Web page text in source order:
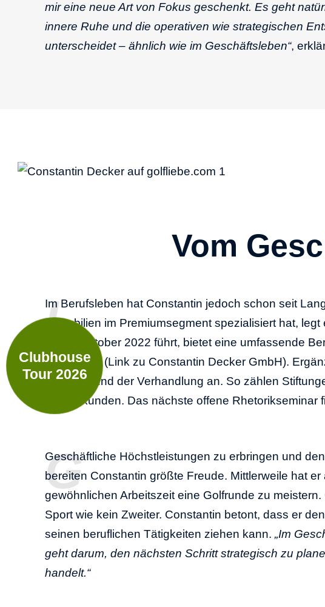
mir eine neue Art von Fokus geschenkt. Es geht
innere Ruhe und die operativen wie strategischen
unterscheidet – ähnlich wie im Geschäftsleben“,
Vom
Im Berufsleben hat Constantin jedoch schon seit
Immobilien im Premiumsegment spezialisiert hat,
er seit Oktober 2022 führt, bietet eine umfassende
Immobilien (Link zu Constantin Decker GmbH).
Vertriebs
und der Verhandlung an. So zählen
Stammkunden. Das nächste offene
Geschäftliche Höchstleistungen zu erbringen und
bereiten Constantin größte Freude. Mittlerweile hat
gewöhnlichen Arbeitszeit eine Golfrunde zu
Sport wie kein Zweiter. Constantin betont, dass er
seinen beruflichen Tätigkeiten ziehen kann. „Im
geht darum, den nächsten Schritt strategisch zu
handelt.“
Clubhouse
Tour 2026